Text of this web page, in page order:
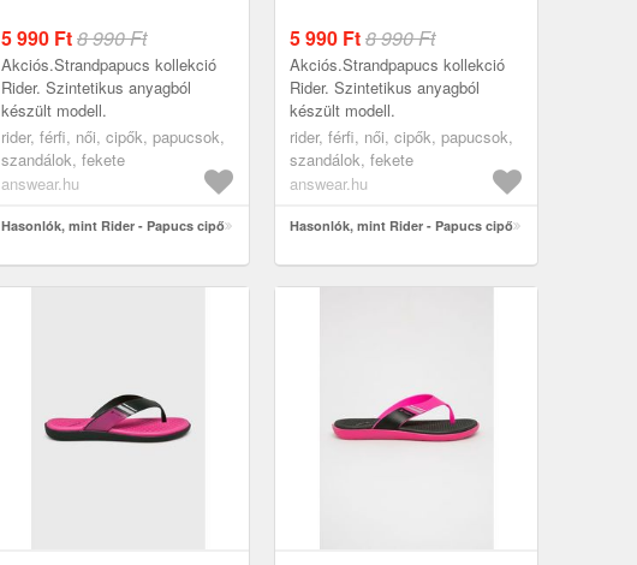
5 990 Ft8 990 Ft
Akciós.Strandpapucs kollekció
Rider. Szintetikus anyagból
készült modell.
rider, férfi, női, cipők, papucsok,
szandálok, fekete
answear.hu
Hasonlók, mint Rider - Papucs cipő
5 990 Ft8 990 Ft
Akciós.Strandpapucs kollekció
Rider. Szintetikus anyagból
készült modell.
rider, férfi, női, cipők, papucsok,
szandálok, fekete
answear.hu
Hasonlók, mint Rider - Papucs cipő